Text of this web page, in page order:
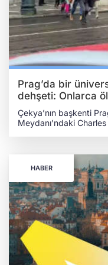
- Kırım Haber Ajansı
Prag’da bir
dehşeti: Onlarca
Çekya’nın başkenti
Meydanı’ndaki
15 kişinin öldüğü ve
Olayda, saldırganın
ateş açtığı görüldü.
e-posta gönderdi ve
15 kişi öldü ve en az
emniyet güçlerince
görüntülerde,
panik halinde kaçıştığı görüldü.
BÜYÜKELÇİSİ: YAKINDAN
Prag Büyükelçisi
HABER